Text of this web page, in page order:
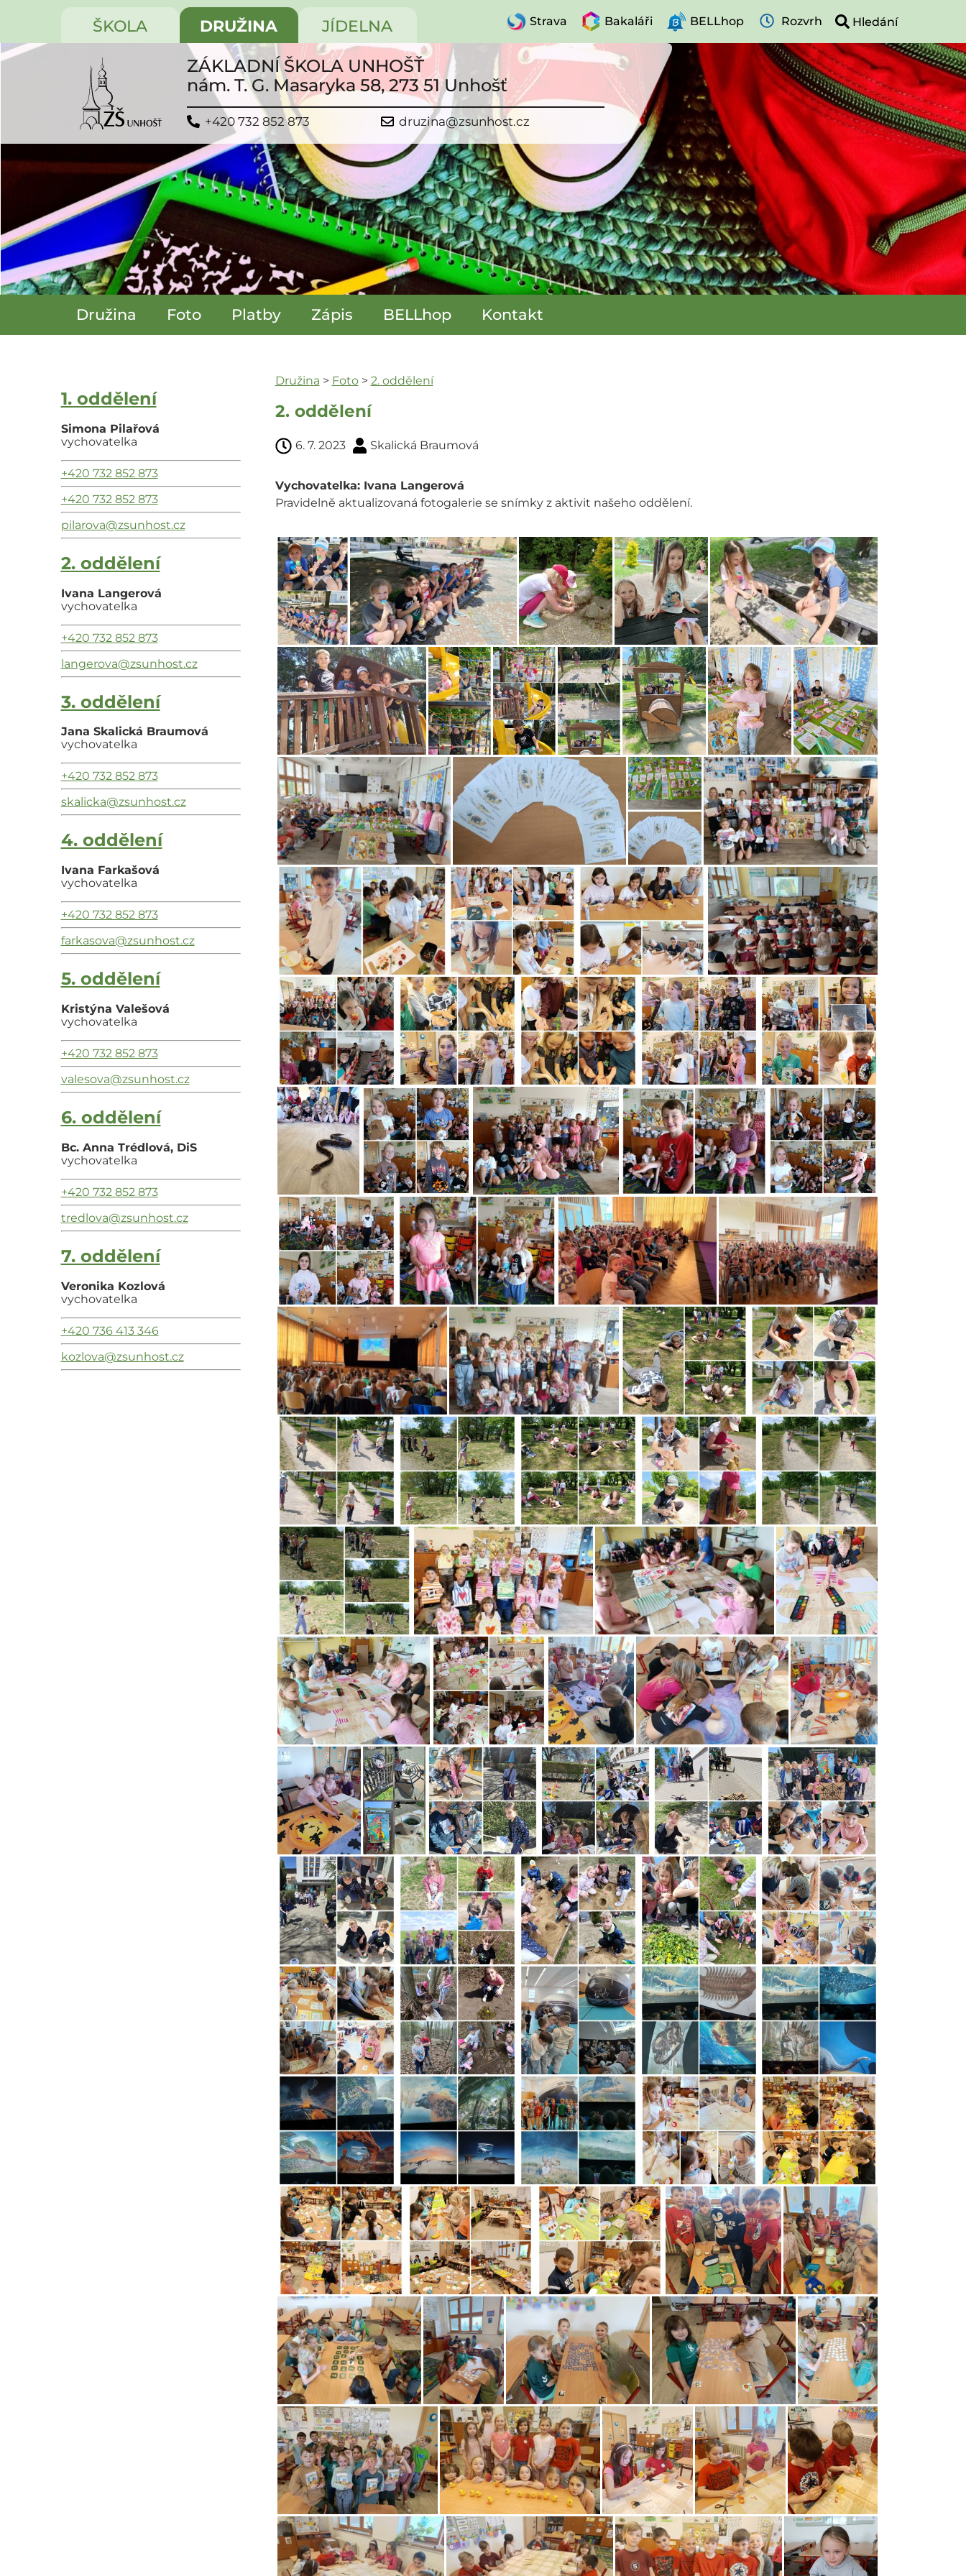
ŠKOLA DRUŽINA JÍDELNA Strava Bakaláři BELLhop Rozvrh
ZÁKLADNÍ ŠKOLA UNHOŠŤ
nám. T. G. Masaryka 58, 273 51 Unhošť
+420 732 852 873 druzina@zsunhost.cz
Družina Foto Platby Zápis BELLhop Kontakt
1. oddělení
Simona Pilařová
vychovatelka
+420 732 852 873
+420 732 852 873
pilarova@zsunhost.cz
2. oddělení
Ivana Langerová
vychovatelka
+420 732 852 873
langerova@zsunhost.cz
3. oddělení
Jana Skalická Braumová
vychovatelka
+420 732 852 873
skalicka@zsunhost.cz
4. oddělení
Ivana Farkašová
vychovatelka
+420 732 852 873
farkasova@zsunhost.cz
5. oddělení
Kristýna Valešová
vychovatelka
+420 732 852 873
valesova@zsunhost.cz
6. oddělení
Bc. Anna Trédlová, DiS
vychovatelka
+420 732 852 873
tredlova@zsunhost.cz
7. oddělení
Veronika Kozlová
vychovatelka
+420 736 413 346
kozlova@zsunhost.cz
Družina > Foto> 2. oddělení
2. oddělení
6. 7. 2023 Skalická Braumová
Vychovatelka: Ivana Langerová
Pravidelně aktualizovaná fotogalerie se snímky z aktivit našeho oddělení.